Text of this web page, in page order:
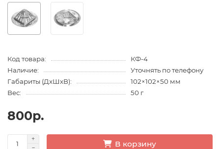
Код товара:
КФ-4
Наличие:
Уточнять по телефону
Габариты (ДхШхВ):
102×102×50 мм
Вес:
50 г
800р.
В корзину